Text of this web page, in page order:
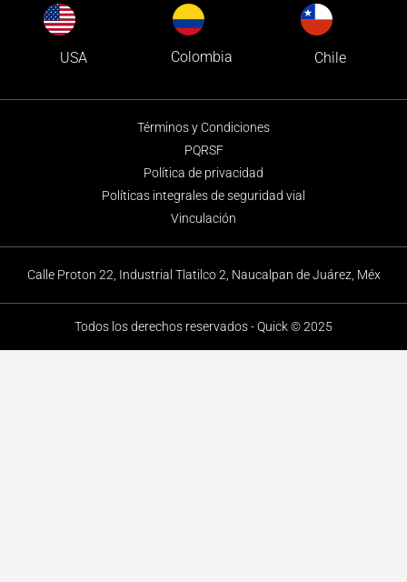
USA Colombia Chile
Términos y Condiciones
PQRSF
Política de privacidad
Políticas integrales de seguridad vial
Vinculación
Calle Proton 22, Industrial Tlatilco 2, Naucalpan de Juárez, Méx
Todos los derechos reservados - Quick © 2025